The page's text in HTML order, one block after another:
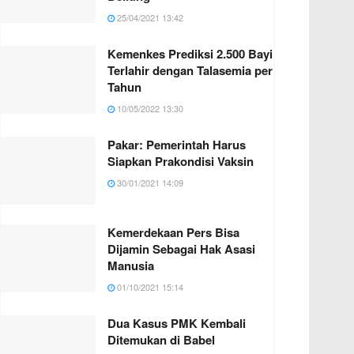
25/04/2021 13:42
Kemenkes Prediksi 2.500 Bayi
Terlahir dengan Talasemia per
Tahun
10/05/2022 13:30
Pakar: Pemerintah Harus
Siapkan Prakondisi Vaksin
30/01/2021 14:09
Kemerdekaan Pers Bisa
Dijamin Sebagai Hak Asasi
Manusia
01/10/2021 15:14
Dua Kasus PMK Kembali
Ditemukan di Babel